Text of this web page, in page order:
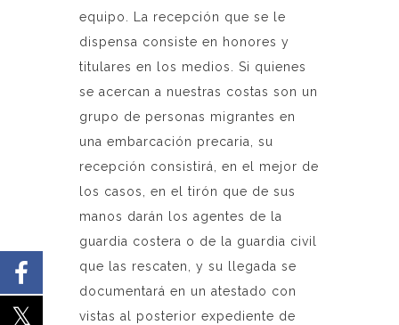
equipo. La recepción que se le
dispensa consiste en honores y
titulares en los medios. Si quienes
se acercan a nuestras costas son un
grupo de personas migrantes en
una embarcación precaria, su
recepción consistirá, en el mejor de
los casos, en el tirón que de sus
manos darán los agentes de la
guardia costera o de la guardia civil
que las rescaten, y su llegada se
documentará en un atestado con
vistas al posterior expediente de